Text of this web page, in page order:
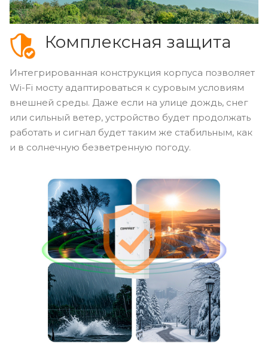
Комплексная защита
Интегрированная конструкция корпуса позволяет
Wi-Fi мосту адаптироваться к суровым условиям
внешней среды. Даже если на улице дождь, снег
или сильный ветер, устройство будет продолжать
работать и сигнал будет таким же стабильным, как
и в солнечную безветренную погоду.